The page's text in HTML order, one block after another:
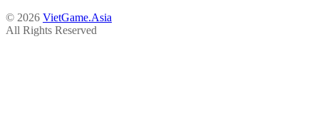
© 2026 VietGame.Asia
All Rights Reserved